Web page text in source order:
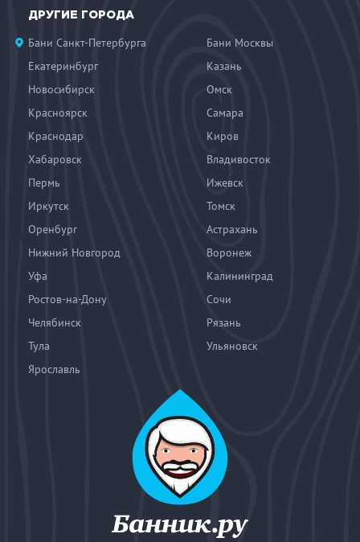
ДРУГИЕ ГОРОДА
Бани Санкт-Петербурга
Бани Москвы
Екатеринбург
Казань
Новосибирск
Омск
Красноярск
Самара
Краснодар
Киров
Хабаровск
Владивосток
Пермь
Ижевск
Иркутск
Томск
Оренбург
Астрахань
Нижний Новгород
Воронеж
Уфа
Калининград
Ростов-на-Дону
Сочи
Челябинск
Рязань
Тула
Ульяновск
Ярославль